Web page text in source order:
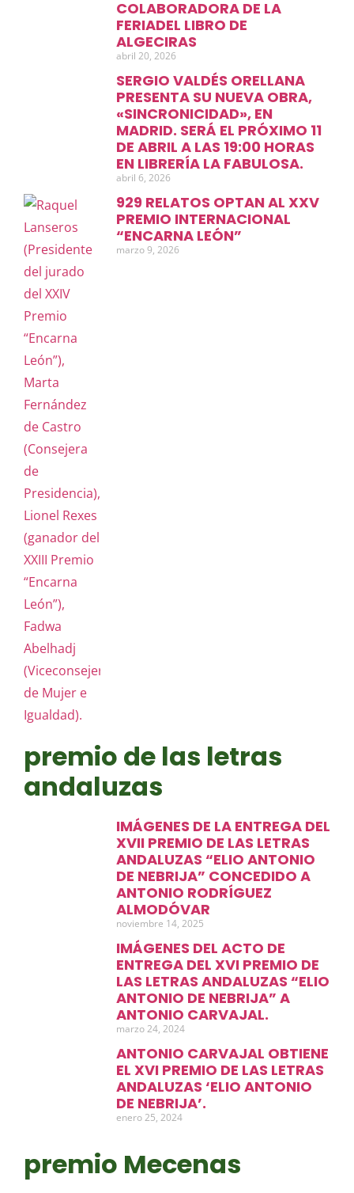
COLABORADORA DE LA
FERIADEL LIBRO DE
ALGECIRAS
abril 20, 2026
SERGIO VALDÉS ORELLANA
PRESENTA SU NUEVA OBRA,
«SINCRONICIDAD», EN
MADRID. SERÁ EL PRÓXIMO 11
DE ABRIL A LAS 19:00 HORAS
EN LIBRERÍA LA FABULOSA.
abril 6, 2026
929 RELATOS OPTAN AL XXV
PREMIO INTERNACIONAL
“ENCARNA LEÓN”
marzo 9, 2026
premio de las letras
andaluzas
IMÁGENES DE LA ENTREGA DEL
XVII PREMIO DE LAS LETRAS
ANDALUZAS “ELIO ANTONIO
DE NEBRIJA” CONCEDIDO A
ANTONIO RODRÍGUEZ
ALMODÓVAR
noviembre 14, 2025
IMÁGENES DEL ACTO DE
ENTREGA DEL XVI PREMIO DE
LAS LETRAS ANDALUZAS “ELIO
ANTONIO DE NEBRIJA” A
ANTONIO CARVAJAL.
marzo 24, 2024
ANTONIO CARVAJAL OBTIENE
EL XVI PREMIO DE LAS LETRAS
ANDALUZAS ‘ELIO ANTONIO
DE NEBRIJA’.
enero 25, 2024
premio Mecenas